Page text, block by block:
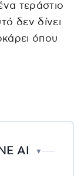
τεράστιο
δεν δίνει
όπου
AI ▼